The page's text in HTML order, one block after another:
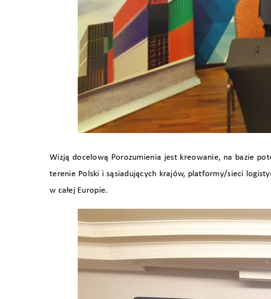
Wizją docelową Porozumienia jest kreowanie, na bazie
terenie Polski i sąsiadujących krajów, platformy/sieci
w całej Europie.